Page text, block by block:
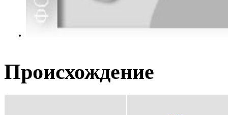
Происхождение